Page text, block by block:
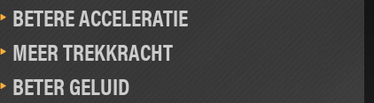
BETERE ACCELERATIE
MEER TREKKRACHT
BETER GELUID